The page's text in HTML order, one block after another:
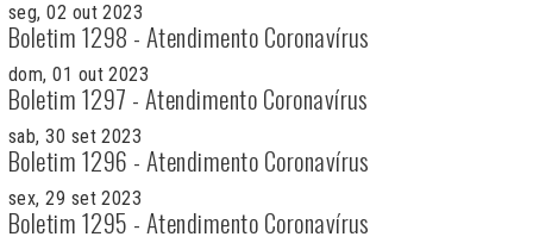
seg, 02 out 2023
Boletim 1298 - Atendimento Coronavírus
dom, 01 out 2023
Boletim 1297 - Atendimento Coronavírus
sab, 30 set 2023
Boletim 1296 - Atendimento Coronavírus
sex, 29 set 2023
Boletim 1295 - Atendimento Coronavírus